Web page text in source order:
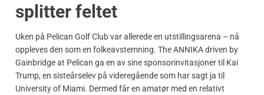
splitter feltet
Uken på Pelican Golf Club var allerede en utstillingsarena – nå
oppleves den som en folkeavstemning. The ANNIKA driven by
Gainbridge at Pelican ga en av sine sponsorinvitasjoner til Kai
Trump, en sisteårselev på videregående som har sagt ja til
University of Miami. Dermed får en amatør med en relativt